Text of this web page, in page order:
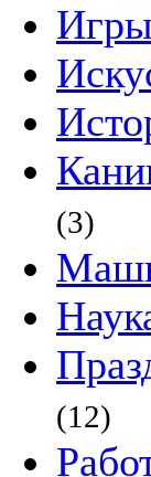
Игры
(3)
(12)